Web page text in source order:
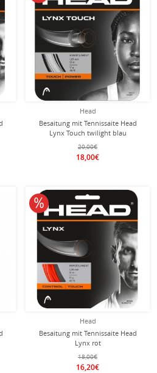
Head
Besaitung mit Tennissaite Head
Lynx Touch twilight blau
20,00€
18,00€
Head
Besaitung mit Tennissaite Head
Lynx rot
18,00€
16,20€
10% reduziert